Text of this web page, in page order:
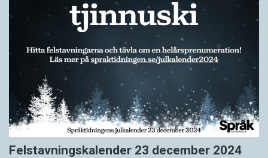
Felstavningskalender 23 december 2024